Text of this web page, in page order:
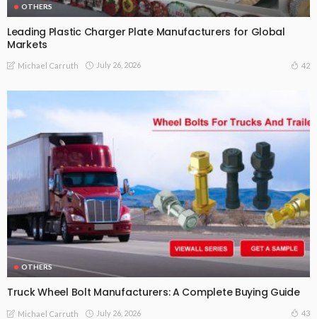
OTHERS
Leading Plastic Charger Plate Manufacturers for Global
Markets
Michael Carruth July 26, 2026 42
OTHERS
Truck Wheel Bolt Manufacturers: A Complete Buying Guide
Michael Carruth July 26, 2026 43